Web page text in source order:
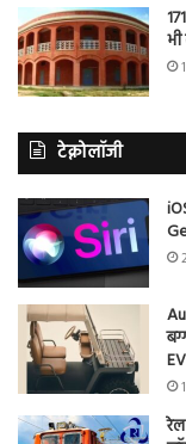
भी
टेक्नोलॉजी
EV